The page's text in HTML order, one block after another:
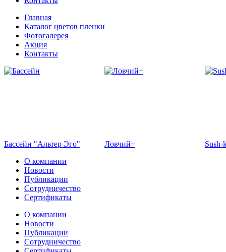
Главная
Каталог цветов пленки
Фотогалерея
Акция
Контакты
Бассейн "Альтер Эго" Ловчий+ Sush-
Отель Эмеральд
О компании
Новости
Публикации
Сотрудничество
Сертификаты
О компании
Новости
Публикации
Сотрудничество